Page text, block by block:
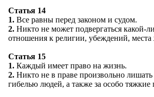
Статья 14
1. Все равны перед законом и судом.
2. Никто не может подвергаться какой-
отношения к религии, убеждений,
Статья 15
1. Каждый имеет право на жизнь.
2. Никто не в праве произвольно лишать
гибелью людей, а также за особо